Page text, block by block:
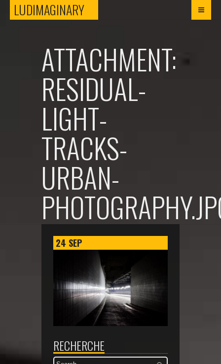
LUDIMAGINARYLUDIMAGINARY
ATTACHMENT:
RESIDUAL-
LIGHT-
TRACKS-
URBAN-
24 SEP
RECHERCHE